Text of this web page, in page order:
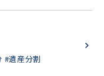
#遺産分割